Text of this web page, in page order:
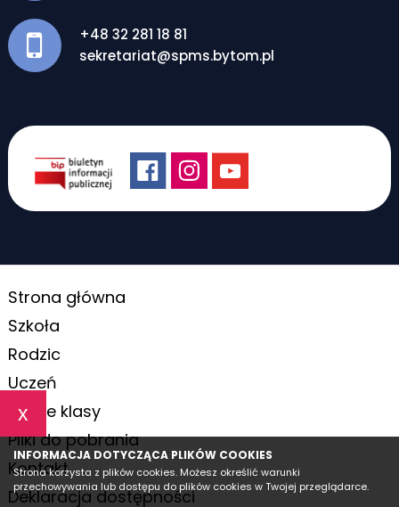
x
INFORMACJA DOTYCZĄCA PLIKÓW COOKIES
Strona korzysta z plików cookies. Możesz określić warunki
przechowywania lub dostępu do plików cookies w Twojej przeglądarce.
+48 32 281 18 81
sekretariat@spms.bytom.pl
Strona główna
Szkoła
Rodzic
Uczeń
Nasze klasy
Pliki do pobrania
Kontakt
Deklaracja dostępności